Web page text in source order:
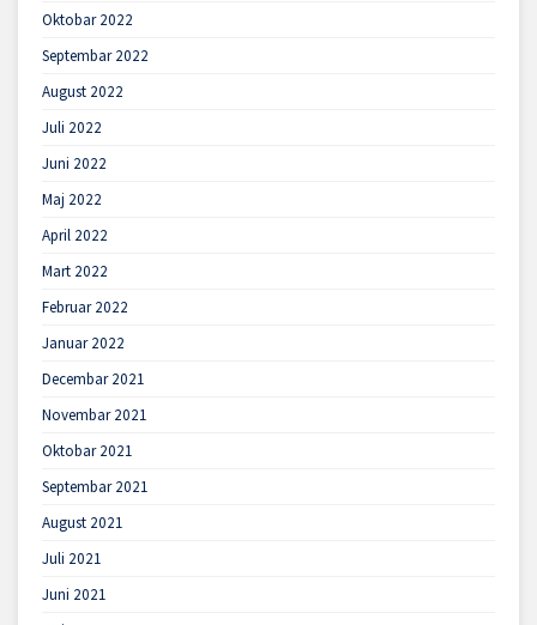
Oktobar 2022
Septembar 2022
August 2022
Juli 2022
Juni 2022
Maj 2022
April 2022
Mart 2022
Februar 2022
Januar 2022
Decembar 2021
Novembar 2021
Oktobar 2021
Septembar 2021
August 2021
Juli 2021
Juni 2021